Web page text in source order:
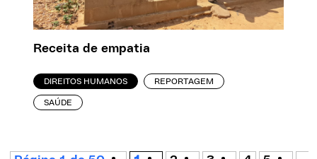
Receita de empatia
DIREITOS HUMANOS REPORTAGEM
SAÚDE